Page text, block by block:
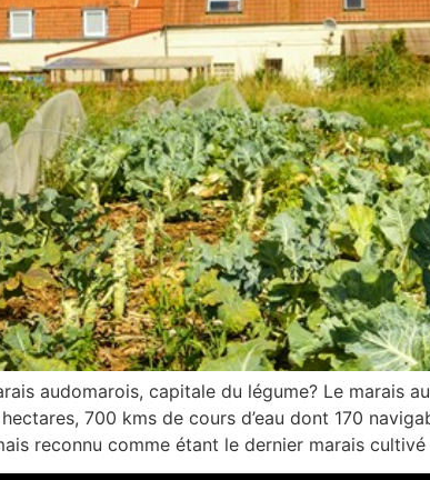
audomarois, capitale du légume? Le marais
700 kms de cours d’eau dont 170
reconnu comme étant le dernier marais